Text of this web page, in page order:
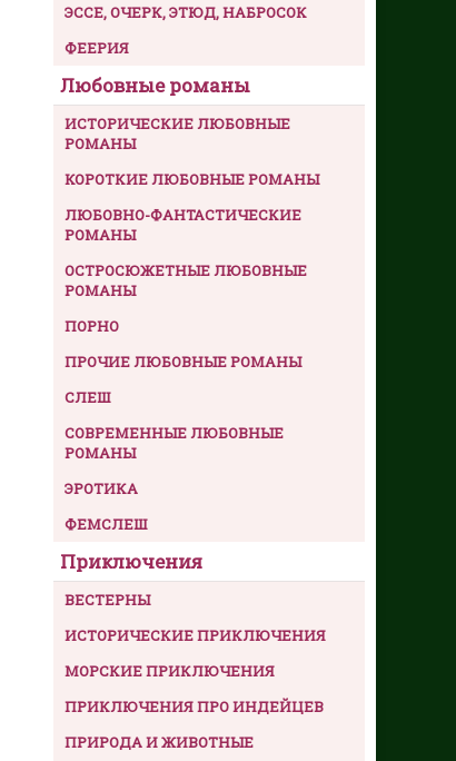
ЭССЕ, ОЧЕРК, ЭТЮД, НАБРОСОК
ФЕЕРИЯ
Любовные романы
ИСТОРИЧЕСКИЕ ЛЮБОВНЫЕ
РОМАНЫ
КОРОТКИЕ ЛЮБОВНЫЕ РОМАНЫ
ЛЮБОВНО-ФАНТАСТИЧЕСКИЕ
РОМАНЫ
ОСТРОСЮЖЕТНЫЕ ЛЮБОВНЫЕ
РОМАНЫ
ПОРНО
ПРОЧИЕ ЛЮБОВНЫЕ РОМАНЫ
СЛЕШ
СОВРЕМЕННЫЕ ЛЮБОВНЫЕ
РОМАНЫ
ЭРОТИКА
ФЕМСЛЕШ
Приключения
ВЕСТЕРНЫ
ИСТОРИЧЕСКИЕ ПРИКЛЮЧЕНИЯ
МОРСКИЕ ПРИКЛЮЧЕНИЯ
ПРИКЛЮЧЕНИЯ ПРО ИНДЕЙЦЕВ
ПРИРОДА И ЖИВОТНЫЕ